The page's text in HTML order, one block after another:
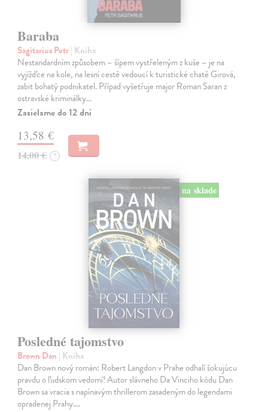
Baraba
Sagitarius Petr| Kniha
Nestandardním způsobem – šípem vystřeleným z kuše – je na
vyjížďce na kole, na lesní cestě vedoucí k turistické chatě Girová,
zabit bohatý podnikatel. Případ vyšetřuje major Roman Saran z
ostravské kriminálky…
Zasielame do 12 dní
13,58 €
14,00 € ?
na sklade
Posledné tajomstvo
Brown Dan | Kniha
Dan Brown nový román: Robert Langdon v Prahe odhalí šokujúcu
pravdu o ľudskom vedomí! Autor slávneho Da Vinciho kódu Dan
Brown sa vracia s napínavým thrillerom zasadeným do legendami
opradenej Prahy.…